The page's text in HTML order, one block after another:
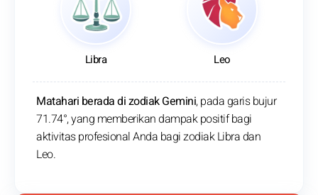
Libra Leo
Matahari berada di zodiak Gemini, pada garis bujur
71.74°, yang memberikan dampak positif bagi
aktivitas profesional Anda bagi zodiak Libra dan
Leo.